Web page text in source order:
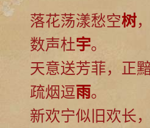
落花荡漾愁空树
数声杜宇。
天意送芳菲，正黯
疏烟逗雨。
新欢宁似旧欢长